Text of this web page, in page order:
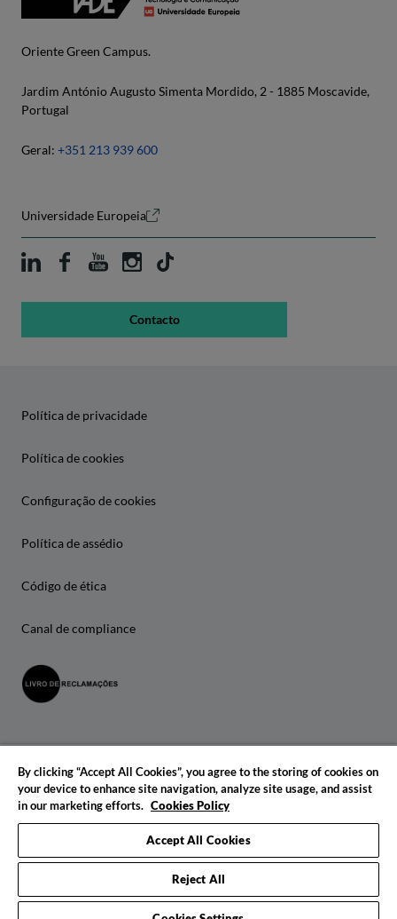
Oriente Green Campus.
Jardim António Augusto Simenta Mordido, 2 - 1885 Moscavide,
Portugal
Geral: +351 213 939 600
Universidade Europeia
Contacto
Política de privacidade
Política de cookies
Configuração de cookies
Política de assédio
Código de ética
Canal de compliance
© 2026 IADE. Todos os direitos reservados.
By clicking “Accept All Cookies”, you agree to the storing of cookies on
your device to enhance site navigation, analyze site usage, and assist
in our marketing efforts. Cookies Policy
Accept All Cookies
Reject All